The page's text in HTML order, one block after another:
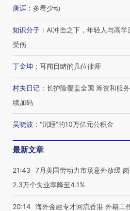
飞行员跨国走私7万
视线｜被称为“蟑螂”的
广】走进第四届链博
，让数智科技“链”接产
【特别呈现】寻找100
有意思的生活方式·第三对
唐涯 ： 多看少动
知识分子 ： AI冲击之下，年轻人与高学
受伤
丁金坤 ： 耳闻目睹的几位律师
村夫日记 ： 长护险覆盖全国 筹资和服
续加码
吴晓波 ： “沉睡”的10万亿元公积金
最新文章
21:43
7月美国劳动力市场意外放缓
2.3万个失业率降至4.1%
20:14 海外金融专才回流香港 外籍工